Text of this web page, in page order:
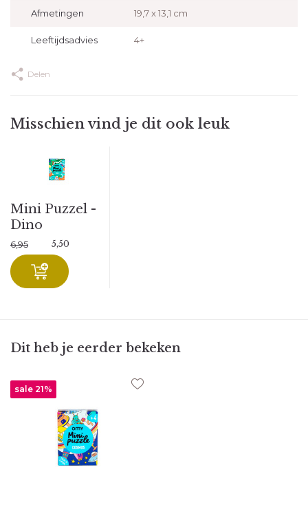
Afmetingen 19,7 x 13,1 cm
Leeftijdsadvies 4+
Delen
Misschien vind je dit ook leuk
Mini Puzzel -
Dino
6,95 5,50
Dit heb je eerder bekeken
sale 21%